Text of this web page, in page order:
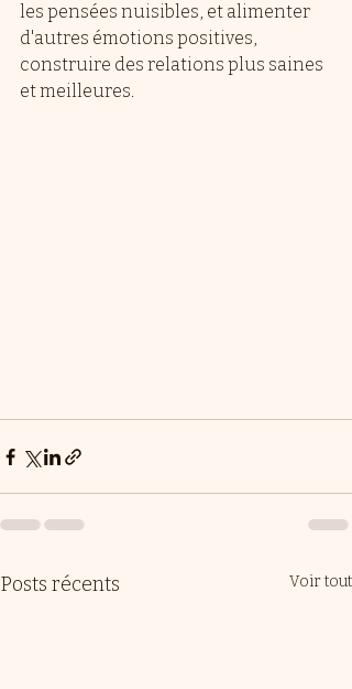
les pensées nuisibles, et alimenter
d'autres émotions positives,
construire des relations plus saines
et meilleures.
Posts récents Voir tout